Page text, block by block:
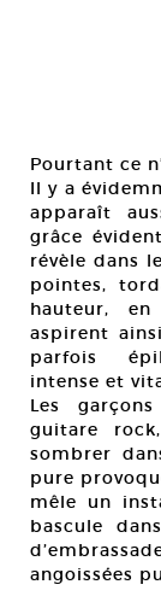
Pourtant ce
Il y a
apparaît
grâce
révèle dans
pointes,
hauteur, en
aspirent
parfois
intense et
Les
guitare
sombrer
pure
mêle un
bascule
angoissées